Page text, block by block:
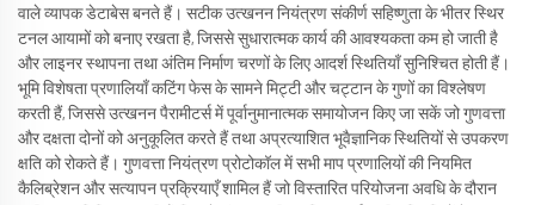
वाले व्यापक डेटाबेस बनते हैं। सटीक उत्खनन नियंत्रण संकीर्ण सहिष्णुता के भीतर स्थिर
टनल आयामों को बनाए रखता है, जिससे सुधारात्मक कार्य की आवश्यकता कम हो जाती है
और लाइनर स्थापना तथा अंतिम निर्माण चरणों के लिए आदर्श स्थितियाँ सुनिश्चित होती हैं।
भूमि विशेषता प्रणालियाँ कटिंग फेस के सामने मिट्टी और चट्टान के गुणों का विश्लेषण
करती हैं, जिससे उत्खनन पैरामीटर्स में पूर्वानुमानात्मक समायोजन किए जा सकें जो गुणवत्ता
और दक्षता दोनों को अनुकूलित करते हैं तथा अप्रत्याशित भूवैज्ञानिक स्थितियों से उपकरण
क्षति को रोकते हैं। गुणवत्ता नियंत्रण प्रोटोकॉल में सभी माप प्रणालियों की नियमित
कैलिब्रेशन और सत्यापन प्रक्रियाएँ शामिल हैं जो विस्तारित परियोजना अवधि के दौरान